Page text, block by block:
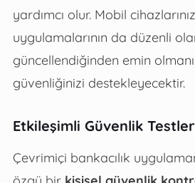
yardımcı olur. Mobil
uygulamalarının da düzenli
güncellendiğinden emin
güvenliğinizi destekleyecektir.
Etkileşimli Güvenlik
Çevrimiçi bankacılık